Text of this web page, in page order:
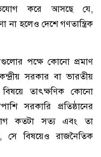
করে আসছে যে,
না হলেও দেশে গণতান্ত্রিক
পক্ষে কোনো প্রমাণ
সরকার বা ভারতীয়
তাৎক্ষণিক কোনো
সরকারি প্রতিষ্ঠানের
কতটা সত্য এবং তা
সে বিষয়েও রাজনৈতিক